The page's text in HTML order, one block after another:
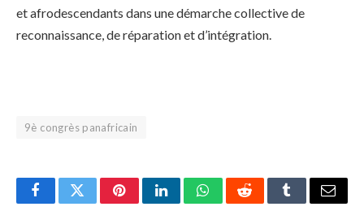
et afrodescendants dans une démarche collective de
reconnaissance, de réparation et d’intégration.
9è congrès panafricain
FacebookTwitterPinterestLinkedInWhatsAppRedditTumblrEmail